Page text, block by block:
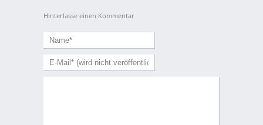
Hinterlasse einen Kommentar